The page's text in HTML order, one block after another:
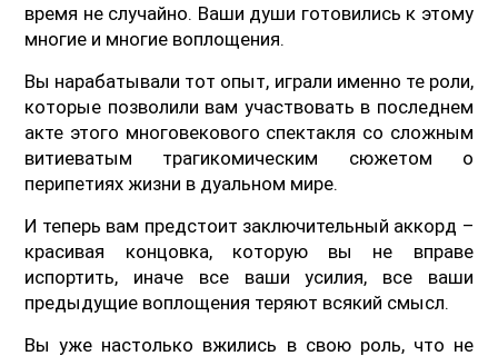
время не случайно. Ваши души готовились к этому
многие и многие воплощения.
Вы нарабатывали тот опыт, играли именно те роли,
которые позволили вам участвовать в последнем
акте этого многовекового спектакля со сложным
витиеватым трагикомическим сюжетом о
перипетиях жизни в дуальном мире.
И теперь вам предстоит заключительный аккорд –
красивая концовка, которую вы не вправе
испортить, иначе все ваши усилия, все ваши
предыдущие воплощения теряют всякий смысл.
Вы уже настолько вжились в свою роль, что не